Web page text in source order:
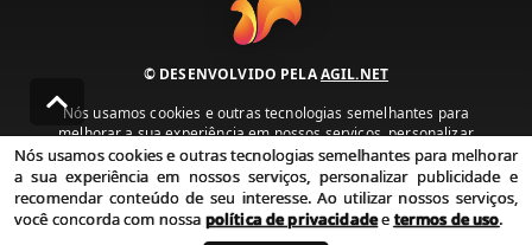
© DESENVOLVIDO PELAAGIL.NET
Nós usamos cookies e outras tecnologias semelhantes para
melhorar a sua experiência em nossos serviços, personalizar
publicidade e recomendar conteúdo de seu interesse. Ao utilizar
nossos serviços, você concorda com nossa política de privacidade e
termos de uso.
Política de Privacidade Termos de uso
Nós usamos cookies e outras tecnologias semelhantes para melhorar
a sua experiência em nossos serviços, personalizar publicidade e
recomendar conteúdo de seu interesse. Ao utilizar nossos serviços,
você concorda com nossa política de privacidadeetermos de uso.